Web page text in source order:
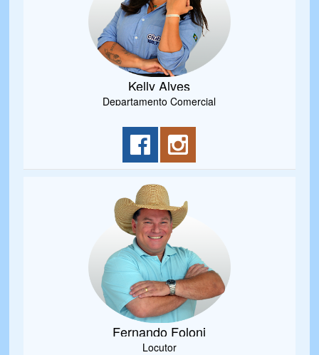
Kelly Alves
Departamento Comercial
Fernando Foloni
Locutor